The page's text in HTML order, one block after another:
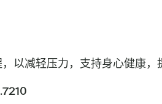
以减轻压力，支持身心健康